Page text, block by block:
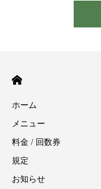
ホーム
メニュー
料金 / 回数券
規定
お知らせ